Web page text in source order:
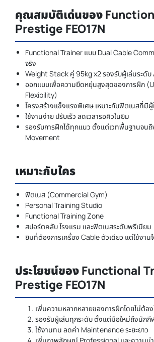
คุณสมบัติเด่นของ
Prestige FEO17N
Functional Trainer แบบ Dual Cable
จริง
Weight Stack คู่ 95kg x2 รองรับผู้เล่นระดั
ออกแบบเพื่อความยืดหยุ่นสูงสุดของการฝึก
Flexibility)
โครงสร้างแข็งแรงพิเศษ เหมาะกับฟิตเนสที่มี
ใช้งานง่าย ปรับเร็ว ลดเวลารอคิวในยิม
รองรับการฝึกได้ทุกแนว ตั้งแต่เวทพื้นฐานจน
Movement
เหมาะกับใคร
ฟิตเนส (Commercial Gym)
Personal Training Studio
Functional Training Zone
สปอร์ตคลับ โรงแรม และฟิตเนสระดับพรีเมียม
ยิมที่ต้องการเครื่อง Cable ตัวเดียว แต่ใช้งาน
ประโยชน์ของ Functional
Prestige FEO17N
เพิ่มความหลากหลายของการฝึกโดยไม่ต้อง
รองรับผู้เล่นทุกระดับ ตั้งแต่มือใหม่ถึงนักกี
ใช้งานทน ลดค่า Maintenance ระยะยาว